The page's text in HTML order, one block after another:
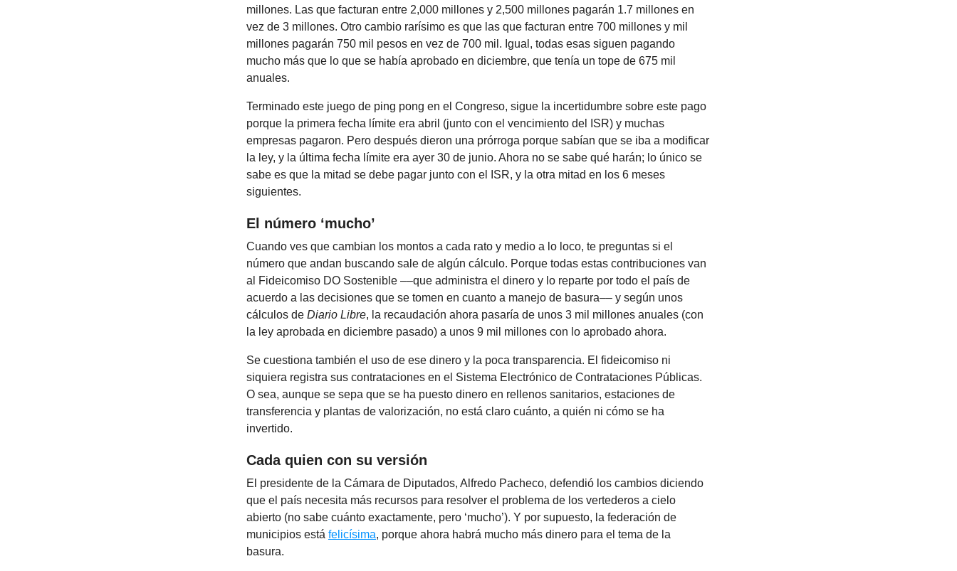
millones. Las que facturan entre 2,000 millones y 2,500 millones pagarán 1.7 millones en
vez de 3 millones. Otro cambio rarísimo es que las que facturan entre 700 millones y mil
millones pagarán 750 mil pesos en vez de 700 mil. Igual, todas esas siguen pagando
mucho más que lo que se había aprobado en diciembre, que tenía un tope de 675 mil
anuales.
Terminado este juego de ping pong en el Congreso, sigue la incertidumbre sobre este pago
porque la primera fecha límite era abril (junto con el vencimiento del ISR) y muchas
empresas pagaron. Pero después dieron una prórroga porque sabían que se iba a modificar
la ley, y la última fecha límite era ayer 30 de junio. Ahora no se sabe qué harán; lo único se
sabe es que la mitad se debe pagar junto con el ISR, y la otra mitad en los 6 meses
siguientes.
El número ‘mucho’
Cuando ves que cambian los montos a cada rato y medio a lo loco, te preguntas si el
número que andan buscando sale de algún cálculo. Porque todas estas contribuciones van
al Fideicomiso DO Sostenible ––que administra el dinero y lo reparte por todo el país de
acuerdo a las decisiones que se tomen en cuanto a manejo de basura–– y según unos
cálculos de Diario Libre, la recaudación ahora pasaría de unos 3 mil millones anuales (con
la ley aprobada en diciembre pasado) a unos 9 mil millones con lo aprobado ahora.
Se cuestiona también el uso de ese dinero y la poca transparencia. El fideicomiso ni
siquiera registra sus contrataciones en el Sistema Electrónico de Contrataciones Públicas.
O sea, aunque se sepa que se ha puesto dinero en rellenos sanitarios, estaciones de
transferencia y plantas de valorización, no está claro cuánto, a quién ni cómo se ha
invertido.
Cada quien con su versión
El presidente de la Cámara de Diputados, Alfredo Pacheco, defendió los cambios diciendo
que el país necesita más recursos para resolver el problema de los vertederos a cielo
abierto (no sabe cuánto exactamente, pero ‘mucho’). Y por supuesto, la federación de
municipios está felicísima, porque ahora habrá mucho más dinero para el tema de la
basura.